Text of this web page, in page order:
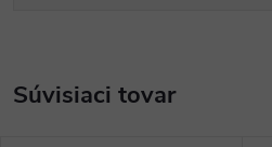
Súvisiaci tovar